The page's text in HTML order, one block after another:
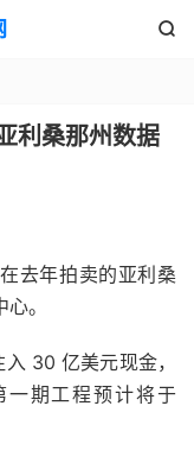

利桑那州数据
去年拍卖的亚利桑
。
30 亿美元现金，
期工程预计将于